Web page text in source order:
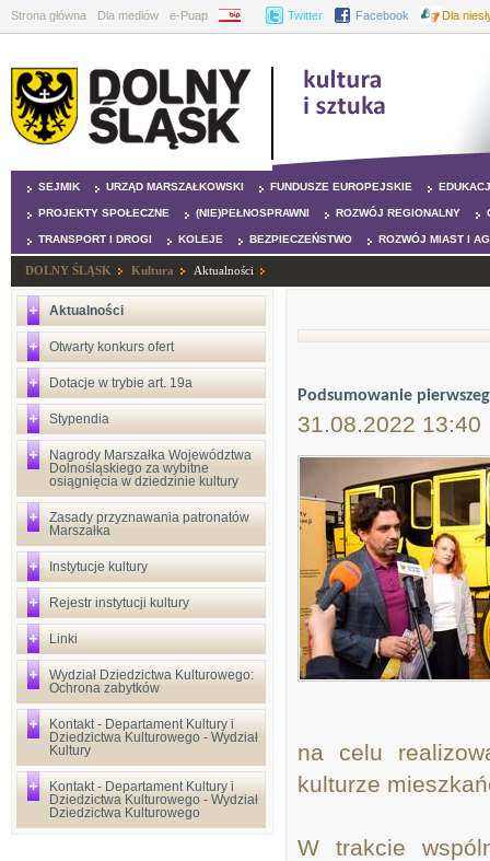
Strona główna Dla mediów e-Puap BIP Twitter Facebook Dla
SEJMIK URZĄD MARSZAŁKOWSKI FUNDUSZE EUROPEJSKIE
PROJEKTY SPOŁECZNE (NIE)PEŁNOSPRAWNI ROZWÓJ REGIONALNY
TRANSPORT I DROGI KOLEJE BEZPIECZEŃSTWO ROZWÓJ MIAST I
DOLNY ŚLĄSK Kultura Aktualności
Aktualności
Otwarty konkurs ofert
Dotacje w trybie art. 19a
Stypendia
Nagrody Marszałka Województwa
Dolnośląskiego za wybitne
osiągnięcia w dziedzinie kultury
Zasady przyznawania patronatów
Marszałka
Instytucje kultury
Rejestr instytucji kultury
Linki
Wydział Dziedzictwa Kulturowego:
Ochrona zabytków
Kontakt - Departament Kultury i
Dziedzictwa Kulturowego - Wydział
Kultury
Kontakt - Departament Kultury i
Dziedzictwa Kulturowego - Wydział
Dziedzictwa Kulturowego
Podsumowanie
31.08.2022 13:40
na celu
kulturze
W trakcie